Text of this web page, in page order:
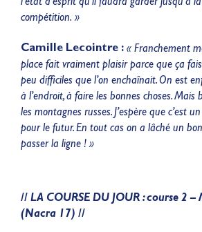
compétition. »
Camille Lecointre : « Franchement
place fait vraiment plaisir parce que ça
peu difficiles que l’on enchaînait. On est
à l’endroit, à faire les bonnes choses. Mais
les montagnes russes. J’espère que c’est
pour le futur. En tout cas on a lâché un
passer la ligne ! »
// LA COURSE DU JOUR : course 2
(Nacra 17) //